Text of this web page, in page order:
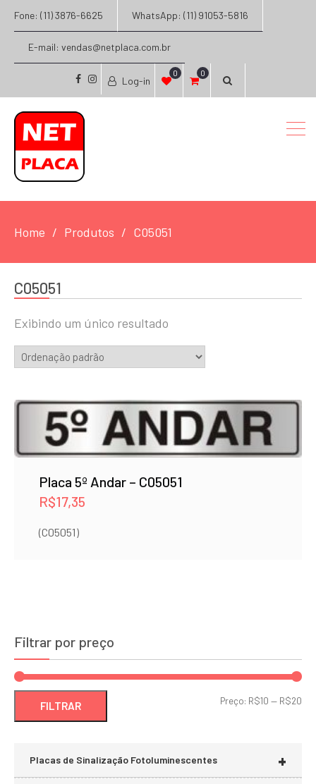
Fone: (11) 3876-6625 WhatsApp: (11) 91053-5816
E-mail: vendas@netplaca.com.br
facebook
instagram
Log-in
0 0
Home Produtos C05051
C05051
Exibindo um único resultado
Placa 5º Andar – C05051
R$17,35
(C05051)
Filtrar por preço
FILTRAR Preço: R$10 — R$20
+
Placas de Sinalização Fotoluminescentes